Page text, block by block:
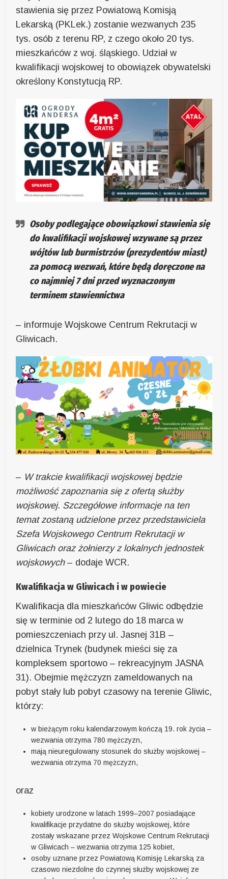
stawienia się przez Powiatową Komisją
Lekarską (PKLek.) zostanie wezwanych 235
tys. osób z terenu RP, z czego około 20 tys.
mieszkańców z woj. śląskiego. Udział w
kwalifikacji wojskowej to obowiązek obywatelski
określony Konstytucją RP.
Osoby podlegające obowiązkowi stawienia się
do kwalifikacji wojskowej wzywane są przez
wójtów lub burmistrzów (prezydentów miast)
za pomocą wezwań, które będą doręczone na
co najmniej 7 dni przed wyznaczonym
terminem stawiennictwa
– informuje Wojskowe Centrum Rekrutacji w
Gliwicach.
– W trakcie kwalifikacji wojskowej będzie
możliwość zapoznania się z ofertą służby
wojskowej. Szczegółowe informacje na ten
temat zostaną udzielone przez przedstawiciela
Szefa Wojskowego Centrum Rekrutacji w
Gliwicach oraz żołnierzy z lokalnych jednostek
wojskowych– dodaje WCR.
Kwalifikacja w Gliwicach i w powiecie
Kwalifikacja dla mieszkańców Gliwic odbędzie
się w terminie od 2 lutego do 18 marca w
pomieszczeniach przy ul. Jasnej 31B –
dzielnica Trynek (budynek mieści się za
kompleksem sportowo – rekreacyjnym JASNA
31). Obejmie mężczyzn zameldowanych na
pobyt stały lub pobyt czasowy na terenie Gliwic,
którzy:
w bieżącym roku kalendarzowym kończą 19. rok życia –
wezwania otrzyma 780 mężczyzn,
mają nieuregulowany stosunek do służby wojskowej –
wezwania otrzyma 70 mężczyzn,
oraz
kobiety urodzone w latach 1999–2007 posiadające
kwalifikacje przydatne do służby wojskowej, które
zostały wskazane przez Wojskowe Centrum Rekrutacji
w Gliwicach – wezwania otrzyma 125 kobiet,
osoby uznane przez Powiatową Komisję Lekarską za
czasowo niezdolne do czynnej służby wojskowej ze